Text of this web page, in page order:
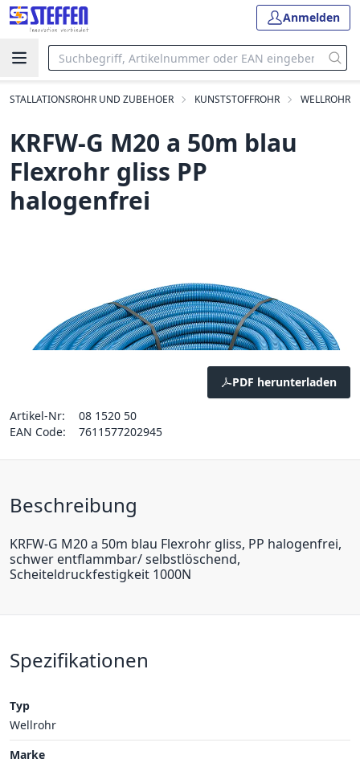
Anmelden
INSTALLATIONSROHR UND ZUBEHOER KUNSTSTOFFROHR WELLROHR
KRFW-G M20 a 50m blau
Flexrohr gliss PP
halogenfrei
PDF herunterladen
Artikel-Nr:
08 1520 50
EAN Code:
7611577202945
Beschreibung
KRFW-G M20 a 50m blau Flexrohr gliss, PP halogenfrei,
schwer entflammbar/ selbstlöschend,
Scheiteldruckfestigkeit 1000N
Spezifikationen
Typ
Wellrohr
Marke